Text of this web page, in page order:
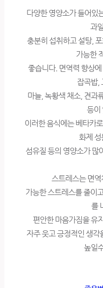
다양한 영양소가 들어있
과
충분히 섭취하고 설탕,
가능한
좋습니다. 면역력 향상에
잡곡밥,
마늘, 녹황색 채소, 견과
등이
이러한 음식에는 베타카
화제 성
섬유질 등의 영양소가 많
스트레스는 면
가능한 스트레스를 줄이
를
편안한 마음가짐을 유
자주 웃고 긍정적인 생
높일